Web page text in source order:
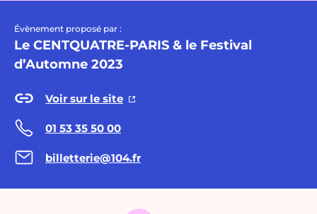
Évènement proposé par :
Le CENTQUATRE-PARIS & le Festival
d’Automne 2023
Voir sur le site
01 53 35 50 00
billetterie@104.fr